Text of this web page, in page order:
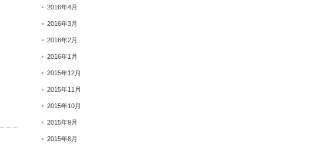
2016年4月
2016年3月
2016年2月
2016年1月
2015年12月
2015年11月
2015年10月
2015年9月
2015年8月